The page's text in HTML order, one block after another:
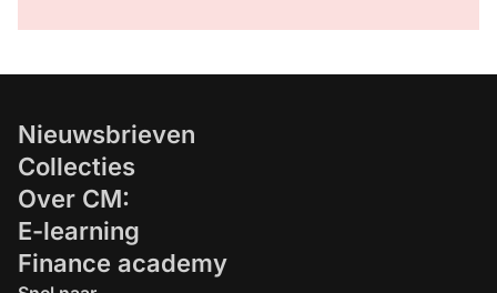
Nieuwsbrieven
Collecties
Over CM:
E-learning
Finance academy